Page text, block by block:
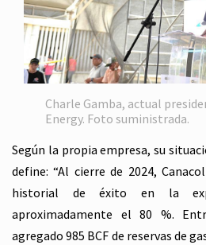
Charle Gamba, actual
Energy. Foto suministrada.
Según la propia empresa, su
define: “Al cierre de 2024,
historial de éxito en la
aproximadamente el 80 %.
agregado 985 BCF de reservas de